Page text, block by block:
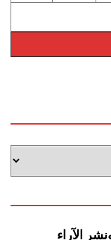
الآراء